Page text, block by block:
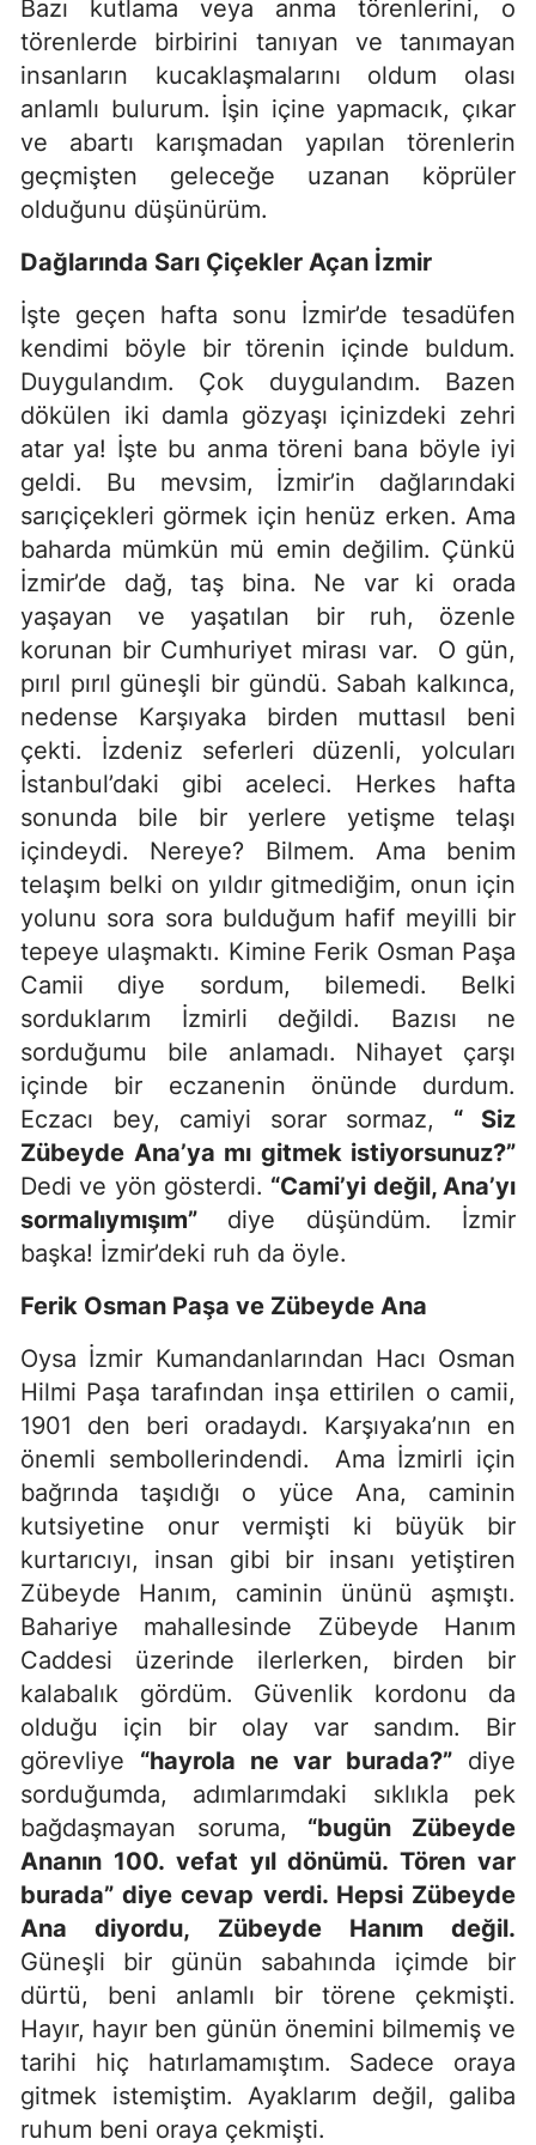
Bazı kutlama veya anma törenlerini, o
törenlerde birbirini tanıyan ve tanımayan
insanların kucaklaşmalarını oldum olası
anlamlı bulurum. İşin içine yapmacık, çıkar
ve abartı karışmadan yapılan törenlerin
geçmişten geleceğe uzanan köprüler
olduğunu düşünürüm.
Dağlarında Sarı Çiçekler Açan İzmir
İşte geçen hafta sonu İzmir’de tesadüfen
kendimi böyle bir törenin içinde buldum.
Duygulandım. Çok duygulandım. Bazen
dökülen iki damla gözyaşı içinizdeki zehri
atar ya! İşte bu anma töreni bana böyle iyi
geldi. Bu mevsim, İzmir’in dağlarındaki
sarıçiçekleri görmek için henüz erken. Ama
baharda mümkün mü emin değilim. Çünkü
İzmir’de dağ, taş bina. Ne var ki orada
yaşayan ve yaşatılan bir ruh, özenle
korunan bir Cumhuriyet mirası var. O gün,
pırıl pırıl güneşli bir gündü. Sabah kalkınca,
nedense Karşıyaka birden muttasıl beni
çekti. İzdeniz seferleri düzenli, yolcuları
İstanbul’daki gibi aceleci. Herkes hafta
sonunda bile bir yerlere yetişme telaşı
içindeydi. Nereye? Bilmem. Ama benim
telaşım belki on yıldır gitmediğim, onun için
yolunu sora sora bulduğum hafif meyilli bir
tepeye ulaşmaktı. Kimine Ferik Osman Paşa
Camii diye sordum, bilemedi. Belki
sorduklarım İzmirli değildi. Bazısı ne
sorduğumu bile anlamadı. Nihayet çarşı
içinde bir eczanenin önünde durdum.
Eczacı bey, camiyi sorar sormaz, “ Siz
Zübeyde Ana’ya mı gitmek istiyorsunuz?”
Dedi ve yön gösterdi. “Cami’yi değil, Ana’yı
sormalıymışım” diye düşündüm. İzmir
başka! İzmir’deki ruh da öyle.
Ferik Osman Paşa ve Zübeyde Ana
Oysa İzmir Kumandanlarından Hacı Osman
Hilmi Paşa tarafından inşa ettirilen o camii,
1901 den beri oradaydı. Karşıyaka’nın en
önemli sembollerindendi. Ama İzmirli için
bağrında taşıdığı o yüce Ana, caminin
kutsiyetine onur vermişti ki büyük bir
kurtarıcıyı, insan gibi bir insanı yetiştiren
Zübeyde Hanım, caminin ününü aşmıştı.
Bahariye mahallesinde Zübeyde Hanım
Caddesi üzerinde ilerlerken, birden bir
kalabalık gördüm. Güvenlik kordonu da
olduğu için bir olay var sandım. Bir
görevliye “hayrola ne var burada?” diye
sorduğumda, adımlarımdaki sıklıkla pek
bağdaşmayan soruma, “bugün Zübeyde
Ananın 100. vefat yıl dönümü. Tören var
burada” diye cevap verdi. Hepsi Zübeyde
Ana diyordu, Zübeyde Hanım değil.
Güneşli bir günün sabahında içimde bir
dürtü, beni anlamlı bir törene çekmişti.
Hayır, hayır ben günün önemini bilmemiş ve
tarihi hiç hatırlamamıştım. Sadece oraya
gitmek istemiştim. Ayaklarım değil, galiba
ruhum beni oraya çekmişti.